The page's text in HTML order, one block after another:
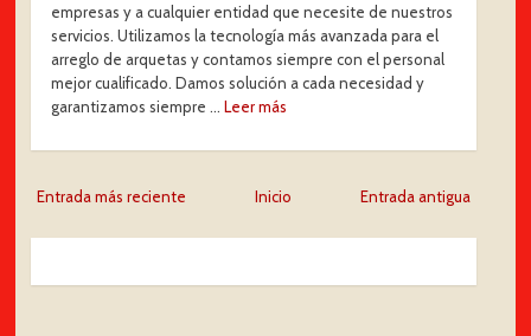
empresas y a cualquier entidad que necesite de nuestros
servicios. Utilizamos la tecnología más avanzada para el
arreglo de arquetas y contamos siempre con el personal
mejor cualificado. Damos solución a cada necesidad y
garantizamos siempre … Leer más
Entrada más reciente Entrada antigua
Inicio